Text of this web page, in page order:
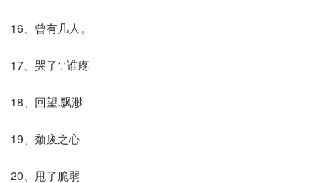
16、曾有几人。
17、哭了∵谁疼
18、回望.飘渺
19、颓废之心
20、甩了脆弱